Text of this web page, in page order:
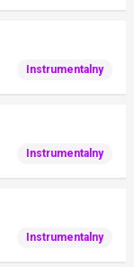
Instrumentalny
Instrumentalny
Instrumentalny